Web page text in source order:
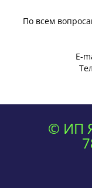
По всем
E-
© ИП